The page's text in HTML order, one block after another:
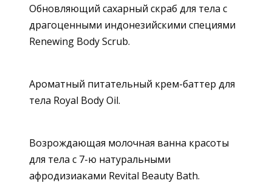
Обновляющий сахарный скраб для тела с
драгоценными индонезийскими специями
Renewing Body Scrub.
Ароматный питательный крем-баттер для
тела Royal Body Oil.
Возрождающая молочная ванна красоты
для тела с 7-ю натуральными
афродизиаками Revital Beauty Bath.